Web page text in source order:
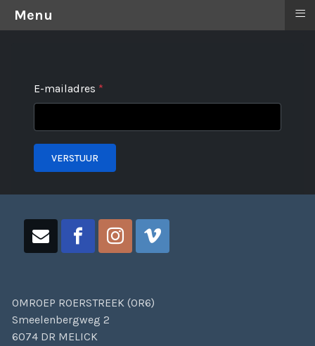
E-mailadres *
VERSTUUR
OMROEP ROERSTREEK (OR6)
Smeelenbergweg 2
6074 DR MELICK
Menu ≡